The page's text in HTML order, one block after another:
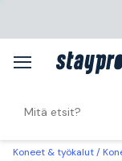
Koneet & työkalut